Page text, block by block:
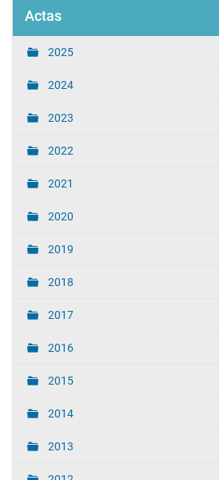
Actas
2025
2024
2023
2022
2021
2020
2019
2018
2017
2016
2015
2014
2013